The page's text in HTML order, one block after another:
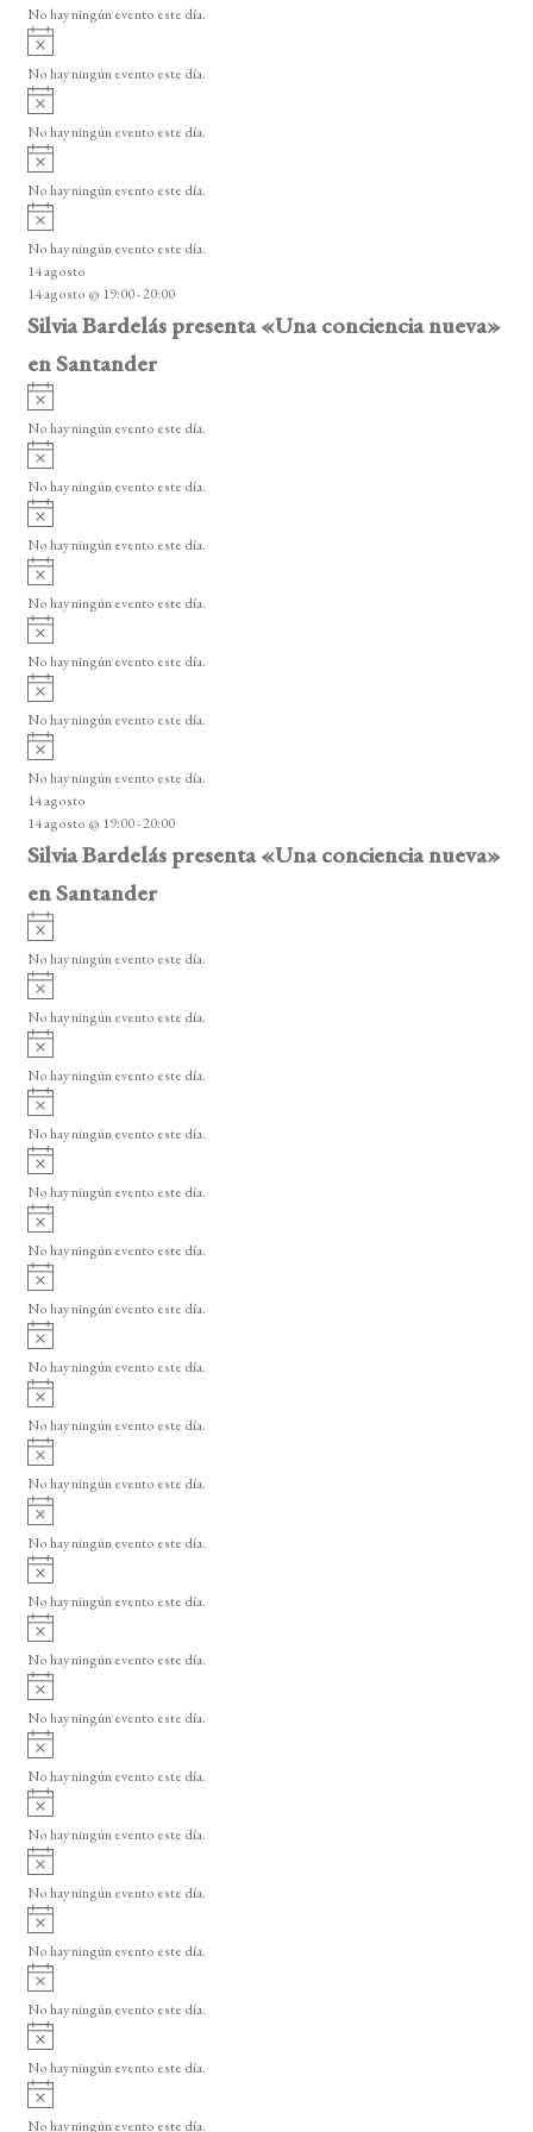
n
t
o
s
o
i
o
No hay ningún evento este día.
A
v
i
o
No hay ningún evento este día.
A
v
i
o
No hay ningún evento este día.
A
v
i
o
No hay ningún evento este día.
A
v
i
s
o
No hay ningún evento este día.
14 agosto
14 agosto @ 19:00-20:00
Silvia Bardelás presenta «Una conciencia nueva»
en Santander
A
v
i
o
No hay ningún evento este día.
A
v
i
o
No hay ningún evento este día.
A
v
i
o
No hay ningún evento este día.
A
v
i
o
No hay ningún evento este día.
A
v
i
o
No hay ningún evento este día.
A
v
i
o
No hay ningún evento este día.
A
v
i
s
o
No hay ningún evento este día.
14 agosto
14 agosto @ 19:00-20:00
Silvia Bardelás presenta «Una conciencia nueva»
en Santander
A
v
i
o
No hay ningún evento este día.
A
v
i
o
No hay ningún evento este día.
A
v
i
o
No hay ningún evento este día.
A
v
i
o
No hay ningún evento este día.
A
v
i
o
No hay ningún evento este día.
A
v
i
o
No hay ningún evento este día.
A
v
i
o
No hay ningún evento este día.
A
v
i
o
No hay ningún evento este día.
A
v
i
o
No hay ningún evento este día.
A
v
i
o
No hay ningún evento este día.
A
v
i
o
No hay ningún evento este día.
A
v
i
o
No hay ningún evento este día.
A
v
i
o
No hay ningún evento este día.
A
v
i
o
No hay ningún evento este día.
A
v
i
o
No hay ningún evento este día.
A
v
i
o
No hay ningún evento este día.
A
v
i
o
No hay ningún evento este día.
A
v
i
o
No hay ningún evento este día.
A
v
i
o
No hay ningún evento este día.
A
v
i
o
No hay ningún evento este día.
A
v
No hay ningún evento este día.